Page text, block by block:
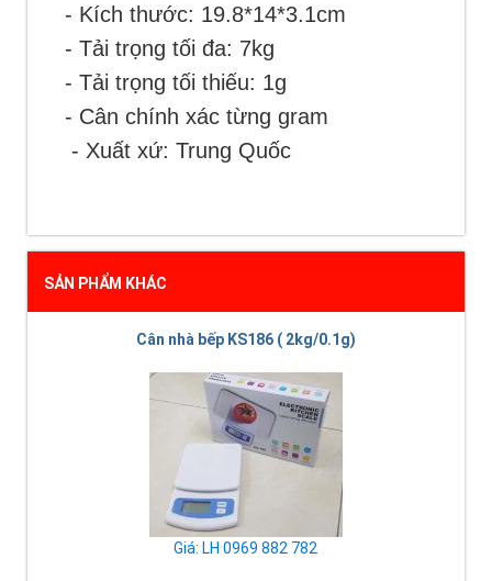
- Kích thước: 19.8*14*3.1cm
- Tải trọng tối đa: 7kg
- Tải trọng tối thiểu: 1g
- Cân chính xác từng gram
- Xuất xứ: Trung Quốc
SẢN PHẨM KHÁC
Cân nhà bếp KS186 ( 2kg/0.1g)
Giá: LH 0969 882 782